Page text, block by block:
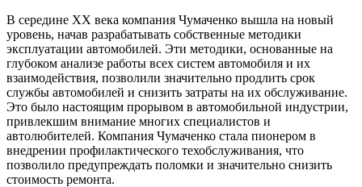
В середине ХХ века компания Чумаченко вышла на новый
уровень, начав разрабатывать собственные методики
эксплуатации автомобилей. Эти методики, основанные на
глубоком анализе работы всех систем автомобиля и их
взаимодействия, позволили значительно продлить срок
службы автомобилей и снизить затраты на их обслуживание.
Это было настоящим прорывом в автомобильной индустрии,
привлекшим внимание многих специалистов и
автолюбителей. Компания Чумаченко стала пионером в
внедрении профилактического техобслуживания, что
позволило предупреждать поломки и значительно снизить
стоимость ремонта.